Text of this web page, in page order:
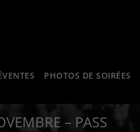
PHOTOS DE SOIRÉES
– PASS